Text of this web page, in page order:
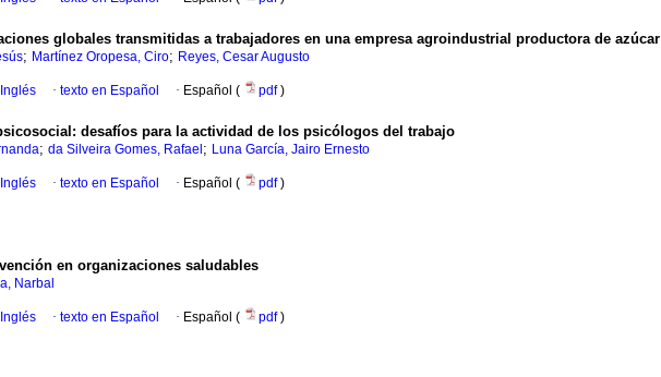
globales transmitidas a trabajadores en una empresa agroindustrial productora de azúcar
; Martínez Oropesa, Ciro; Reyes, Cesar Augusto
Inglés · texto en Español · Español ( pdf)
: desafíos para la actividad de los psicólogos del trabajo
; da Silveira Gomes, Rafael ; Luna García, Jairo Ernesto
Inglés · texto en Español · Español ( pdf)
en organizaciones saludables
Narbal
Inglés · texto en Español · Español ( pdf)